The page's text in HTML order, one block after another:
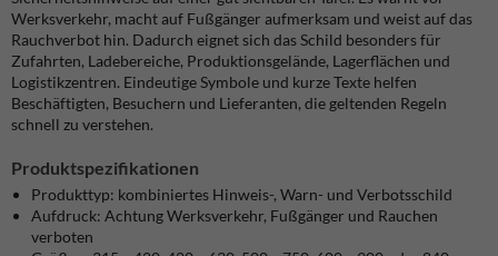
Werksverkehr, macht auf Fußgänger aufmerksam und weist auf das
Rauchverbot hin. Dadurch eignet sich das Schild besonders für
Zufahrten, Ladebereiche, Produktionsgelände, Lagerflächen und
Logistikzentren. Eindeutige Symbole und kurze Texte helfen
Beschäftigten, Besuchern und Lieferanten, die geltenden Regeln
schnell zu verstehen.
Produktspezifikationen
Produkttyp: kombiniertes Hinweis-, Warn- und Verbotsschild
Aufdruck: Achtung Werksverkehr, Fußgänger und Rauchen
verboten